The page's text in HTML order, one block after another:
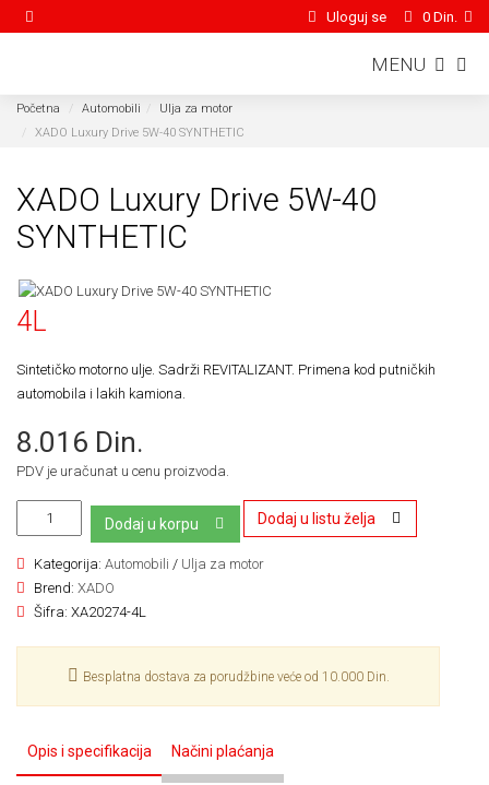
Uloguj se 0 Din.
MENU
Početna Automobili
Ulja za motor
XADO Luxury Drive 5W-40 SYNTHETIC
XADO Luxury Drive 5W-40
SYNTHETIC
4L
Sintetičko motorno ulje. Sadrži REVITALIZANT. Primena kod putničkih
automobila i lakih kamiona.
8.016 Din.
PDV je uračunat u cenu proizvoda.
Dodaj u korpu Dodaj u listu želja
Kategorija: Automobili / Ulja za motor
Brend: XADO
Šifra: XA20274-4L
Besplatna dostava za porudžbine veće od 10.000 Din.
Opis i specifikacija Načini plaćanja